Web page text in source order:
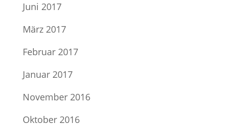
Juni 2017
März 2017
Februar 2017
Januar 2017
November 2016
Oktober 2016